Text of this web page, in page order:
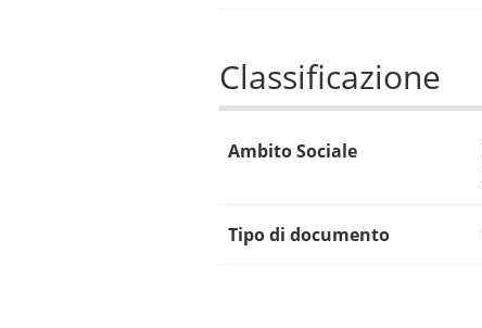
Classificazione
Ambito Sociale
Tipo di documento